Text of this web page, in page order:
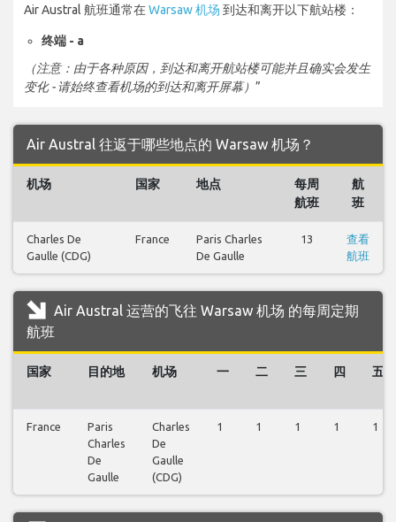
Air Austral 航班通常在Warsaw 机场 到达和离开以下航站楼：
终端 - a
（注意：由于各种原因，到达和离开航站楼可能并且确实会发生
变化 - 请始终查看机场的到达和离开屏幕） ”
Air Austral 往返于哪些地点的 Warsaw 机场？
机场 国家 地点
每周
航班
航
班
Charles De
Gaulle (CDG)
France
Paris Charles
De Gaulle
13
查看
航班
Air Austral 运营的飞往 Warsaw 机场 的每周定期
航班
国家 目的地 机场 一 二 三 四 五
France
Paris
Charles
De
Gaulle
Charles
De
Gaulle
(CDG)
1 1 1 1 1